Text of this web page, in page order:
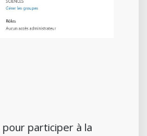
pour participer à la